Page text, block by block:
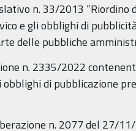
n. 33/2013 “Riordino
e gli obblighi di
delle pubbliche
n. 2335/2022
di pubblicazione
n. 2077 del 27/11/